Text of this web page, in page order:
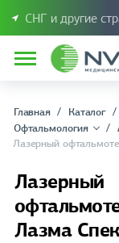
СНГ и другие
Главная Каталог
Офтальмология
Лазерный
Лазерный
Лазма